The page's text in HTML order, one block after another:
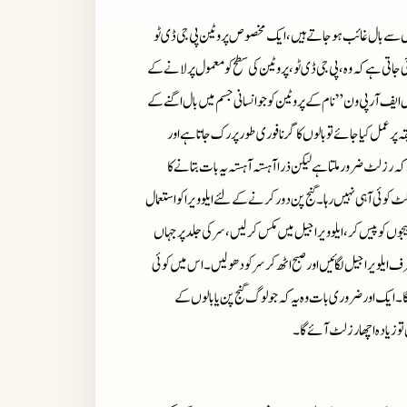
سے بال غائب ہوجاتے ہیں، ایک مخصوص پروٹین پی جی ڈی ٹو
ہے کہ وہ ، پی جی ڈی ٹو، پروٹین کی سطح کو معمول پر لانے کے
آر پی ون” نام کے پروٹین کوجو انسانی جسم میں بال اگنے کے
کیا جائے تو بالوں کا گرنا فوری طور پر رک جاتا ہے اور
ضرور ملتا ہے لیکن ذرا آہستہ آہستہ یہ بات بتانے کا
آ ہی نہیں رہا۔ گنج پن دور کرنے کے لئے ایلوویرا کو استعمال
عدد لیموں کے بیج۔ لیموں کے بیجوں کو پیس کر، ایلوویرا جیل میں مکس کر لیں، سر کی جلد پر جہاں
ایلویرا جیل لگائیں اور صبح اٹھ کر سر کودھو لیں۔ اس میں کوئی
ایک اور ضروری بات وہ یہ کہ جو لوگ گنج پن یا بالوں کے
تو زیادہ اچھا رزلٹ آئے گا۔